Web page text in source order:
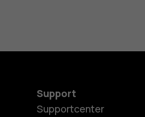
Support
Supportcenter